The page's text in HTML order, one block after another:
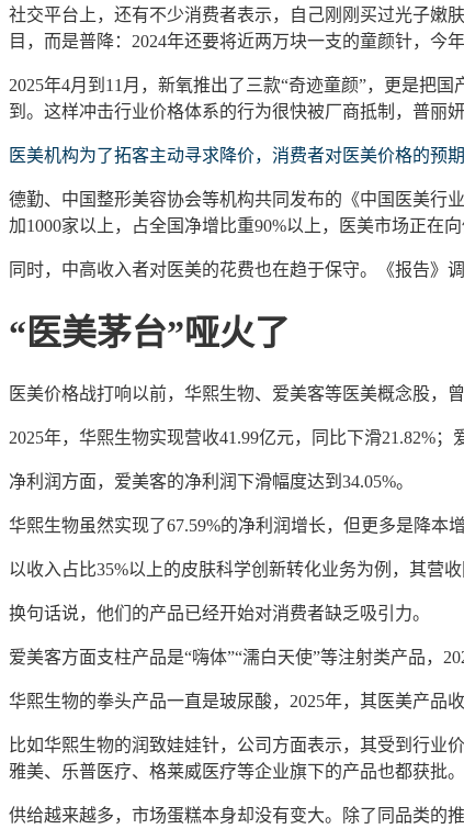
社交平台上，还有不少消费者表示，自己刚刚买过光子嫩
目，而是普降： 2024年还要将近两万块一支的童颜针，今
2025年4月到11月，新氧推出了三款“奇迹童颜”，更是把国
到。这样冲击行业价格体系的行为很快被厂商抵制， 普丽妍
医美机构为了拓客主动寻求降价，消费者对医美价格的预期
德勤、中国整形美容协会等机构共同发布的《中国医美行业
加1000家以上，占全国净增比重90%以上，医美市场正在向
同时，中高收入者对医美的花费也在趋于保守。《报告》调
“医美茅台”哑火了
医美价格战打响以前，华熙生物、爱美客等医美概念股，
2025年，华熙生物实现营收41.99亿元，同比下滑21.82%；
净利润方面，爱美客的净利润下滑幅度达到 34.05%。
华熙生物虽然实现了67.59%的净利润增长， 但 更多是 降本
以收入占比35%以上的皮肤科学创新转化业务为例，其营收
换句话说，他们的产品已经开始对消费者缺乏吸引力。
爱美客方面支柱产品是“嗨体”“濡白天使”等注射类产品，
华熙生物的拳头产品一直是玻尿酸， 2025年，其医美产品
比如华熙生物的润致娃娃针，公司方面表示，其受到 行业
雅美、 乐普医疗、格莱威医疗等企业旗下的产品也都获批。
供给越来越多，市场蛋糕本身却没有变大。除了同品类的